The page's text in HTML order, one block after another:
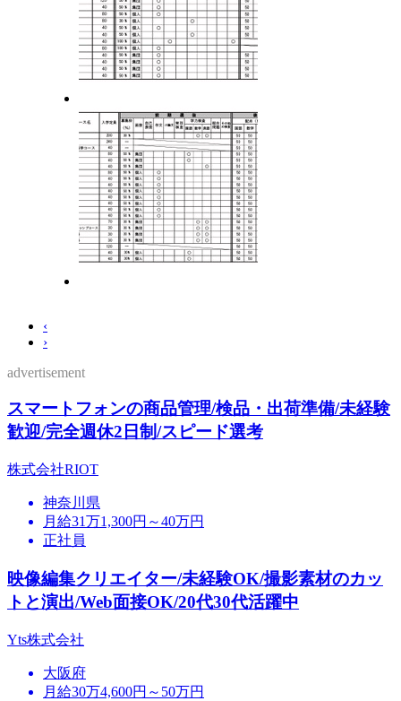
‹
›
advertisement
スマートフォンの商品管理/検品・出荷準備/未経験
歓迎/完全週休2日制/スピード選考
株式会社RIOT
神奈川県
月給31万1,300円～40万円
正社員
映像編集クリエイター/未経験OK/撮影素材のカッ
トと演出/Web面接OK/20代30代活躍中
Yts株式会社
大阪府
月給30万4,600円～50万円